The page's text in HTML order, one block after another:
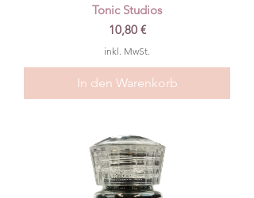
Tonic Studios
Preis
10,80 €
inkl. MwSt.
In den Warenkorb